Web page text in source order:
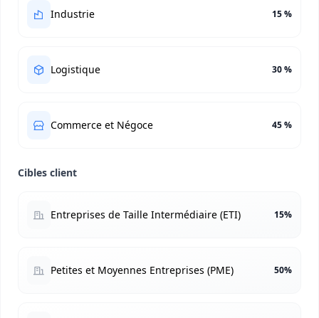
Industrie 15 %
Logistique 30 %
Commerce et Négoce 45 %
Cibles client
Entreprises de Taille Intermédiaire (ETI) 15%
Petites et Moyennes Entreprises (PME) 50%